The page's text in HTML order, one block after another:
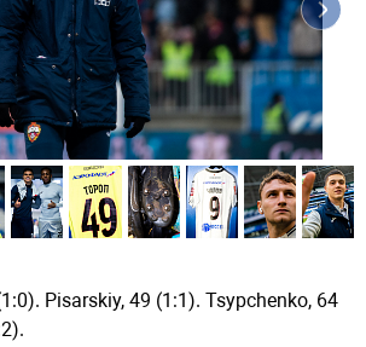
Pisarskiy, 49 (1:1). Tsypchenko, 64